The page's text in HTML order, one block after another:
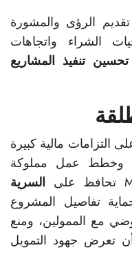
الرؤى والمشورة
الشراء واتجاهات
تحسين تنفيذ المشاريع
التزامات مالية كبيرة
وخطط عمل مملوكة
السرية
تفاصيل المشروع
مع الممولين، ومنع
تعرض جهود التمويل